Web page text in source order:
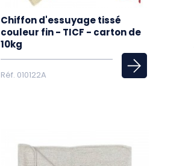
Chiffon d'essuyage tissé
couleur fin - TICF - carton de
10kg
Réf. 010122A